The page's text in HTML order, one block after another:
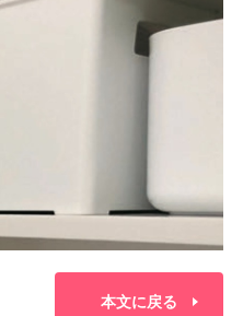
本文に戻る